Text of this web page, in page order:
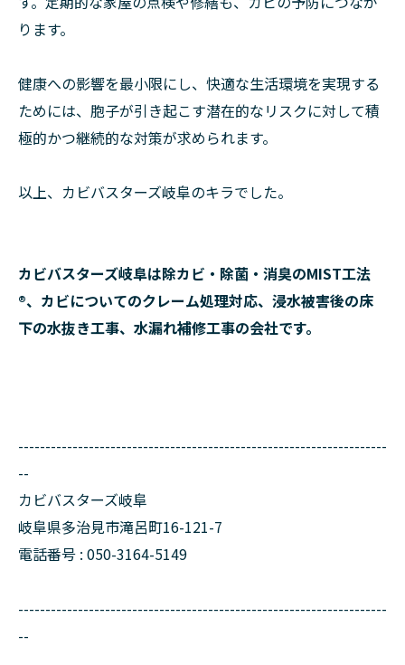
ります。
健康への影響を最小限にし、快適な生活環境を実現する
ためには、胞子が引き起こす潜在的なリスクに対して積
極的かつ継続的な対策が求められます。
以上、カビバスターズ岐阜のキラでした。
カビバスターズ岐阜は除カビ・除菌・消臭のMIST工法
®、カビについてのクレーム処理対応、浸水被害後の床
下の水抜き工事、水漏れ補修工事の会社です。
--------------------------------------------------------------------
--
カビバスターズ岐阜
岐阜県多治見市滝呂町16-121-7
電話番号 : 050-3164-5149
--------------------------------------------------------------------
--